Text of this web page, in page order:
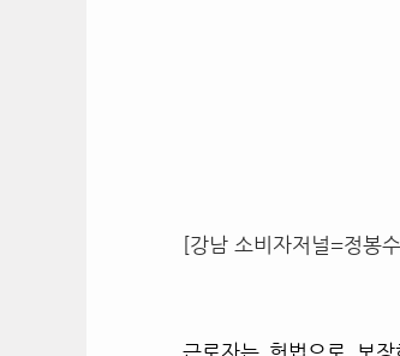
[강남 소비자저널=정봉
근로자는 헌법으로 보